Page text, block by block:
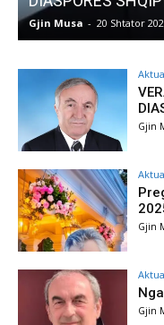
Gjin Musa - 8
Gjin
Gjin
Gjin